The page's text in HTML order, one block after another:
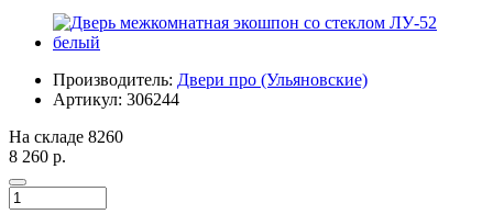
Производитель: Двери про (Ульяновские)
Артикул: 306244
На складе 8260
8 260 р.